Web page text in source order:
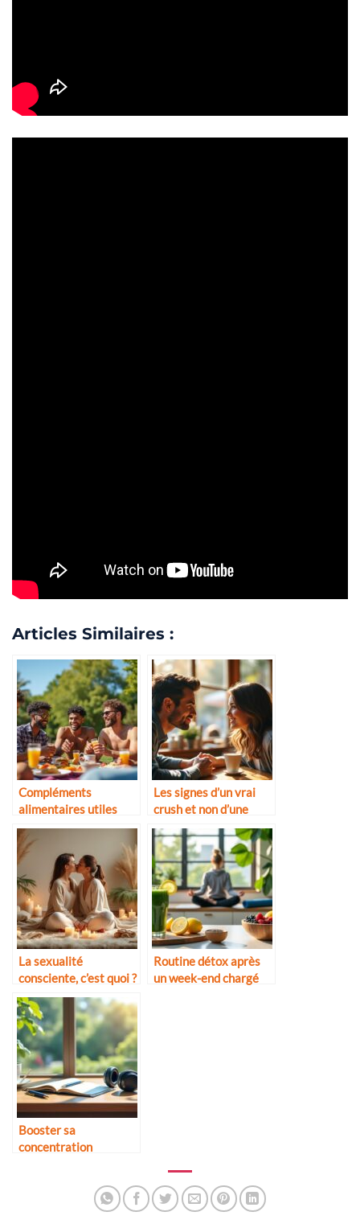
Articles Similaires :
Compléments
alimentaires utiles
pour les hommes actifs
Les signes d’un vrai
crush et non d’une
simple attirance
La sexualité
consciente, c’est quoi ?
Routine détox après
un week-end chargé
Booster sa
concentration